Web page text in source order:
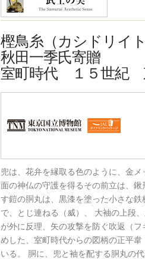
樫鳥糸（カシドリイ
秋田一季氏寄贈
室町時代 １５世紀
兜は、花弁を縁取る色のように、金
面の神仏の守護を得るその前立は、
す鎧の胴丸は、黒漆を塗った小さな鉄
で、とじ連ねる（威）、 大袖の上段
が外に反理、矢の攻撃を防ぐ吹返（
めした、室町時代からの図柄の正平
いる。 胴に、兜と袖を配する胴丸の代